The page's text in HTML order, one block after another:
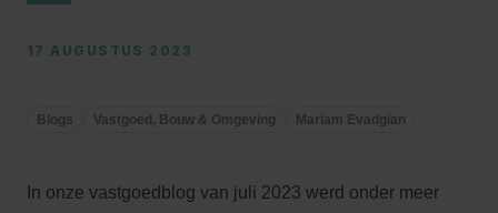
17 AUGUSTUS 2023
Blogs Vastgoed, Bouw & Omgeving Mariam Evadgian
In onze vastgoedblog van juli 2023 werd onder meer